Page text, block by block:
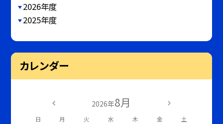
2026年度
2025年度
カレンダー
2026年8月
日 月 火 水 木 金 土